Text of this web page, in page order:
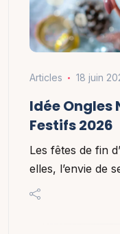
Articles 18 juin
Idée Ongles
Festifs 2026
Les fêtes de fin
elles, l’envie de